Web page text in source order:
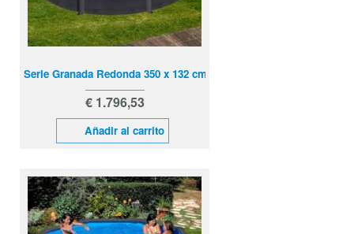
Serie Granada Redonda 350 x 132 cm
€ 1.796,53
Añadir al carrito